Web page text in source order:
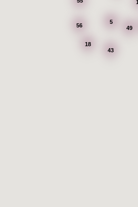
49
56
43
5
18